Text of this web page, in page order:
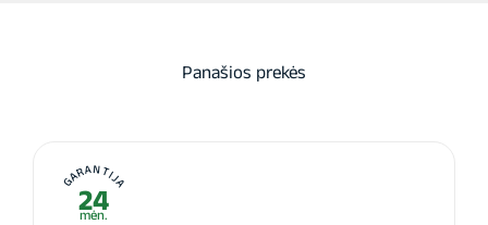
Panašios prekės
GARANTIJA
24
mėn.